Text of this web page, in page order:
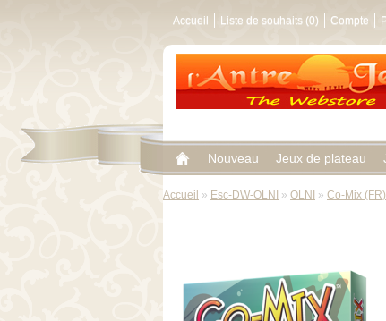
Accueil Liste de souhaits (0) Compte
Nouveau Jeux de plateau
Accueil » Esc-DW-OLNI » OLNI » Co-Mix (FR)